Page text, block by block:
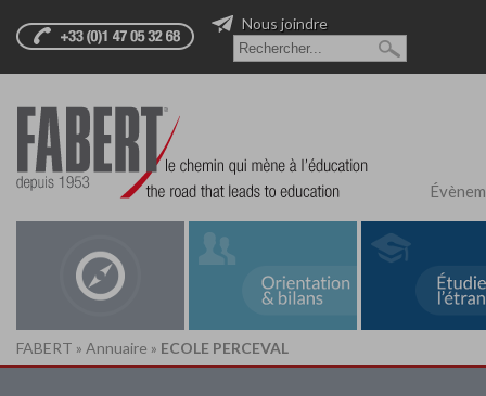
Nous joindre
FABERT » Annuaire » ECOLE PERCEVAL